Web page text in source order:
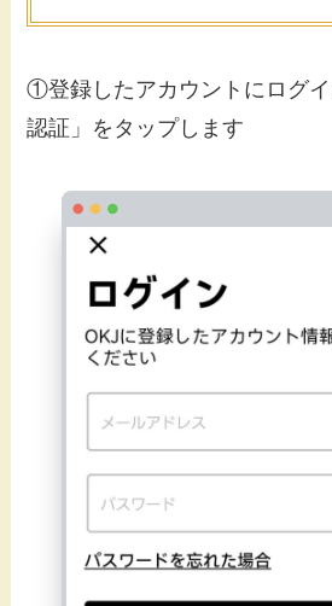
①登録したアカウントにログ
認証」をタップします